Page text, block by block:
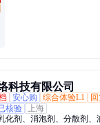
科技有限公司
安心购 综合体验L1
核验
上海
化剂、消泡剂、分散剂、